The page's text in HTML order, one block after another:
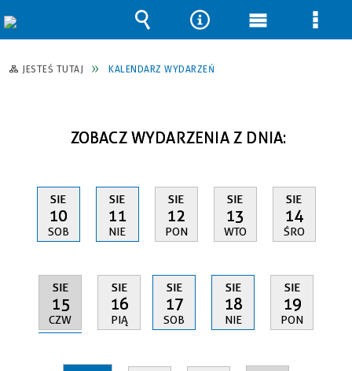
JESTEŚ TUTAJ KALENDARZ WYDARZEŃ
ZOBACZ WYDARZENIA Z DNIA:
SIE
10
SOB
SIE
11
NIE
SIE
12
PON
SIE
13
WTO
SIE
14
ŚRO
SIE
15
CZW
SIE
16
PIĄ
SIE
17
SOB
SIE
18
NIE
SIE
19
PON
Wyszukiwarka
Narzędzia
Menu Menu